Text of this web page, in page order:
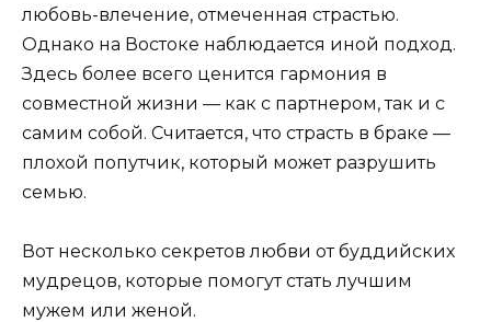
любовь-влечение, отмеченная страстью.
Однако на Востоке наблюдается иной подход.
Здесь более всего ценится гармония в
совместной жизни — как с партнером, так и с
самим собой. Считается, что страсть в браке —
плохой попутчик, который может разрушить
семью.
Вот несколько секретов любви от буддийских
мудрецов, которые помогут стать лучшим
мужем или женой.